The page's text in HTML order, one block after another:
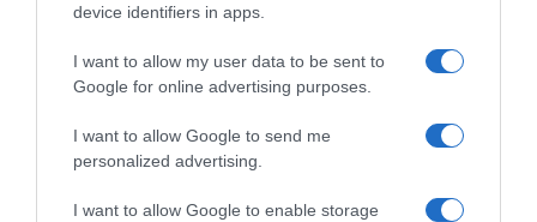
device identifiers in apps.
I want to allow my user data to be sent to
Google for online advertising purposes.
I want to allow Google to send me
personalized advertising.
I want to allow Google to enable storage
ΔΙΕΘΝΗ